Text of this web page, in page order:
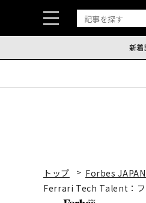
新着
トップ Forbes
Ferrari Tech Talent：フ